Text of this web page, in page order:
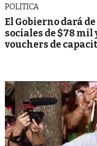
POLITICA
El Gobierno dará
sociales de $78
vouchers de